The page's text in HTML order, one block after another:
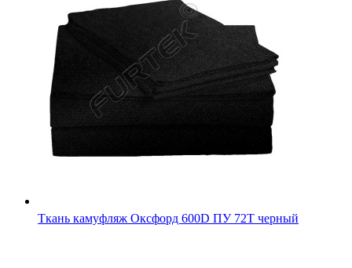
Камуфляжная ткань Рип-стоп Оксфорд 600D PU1000